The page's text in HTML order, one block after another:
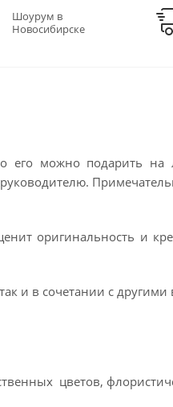
Шоурум в
Новосибирске
его можно подарить
оригинальность и
и в сочетании с
цветов,